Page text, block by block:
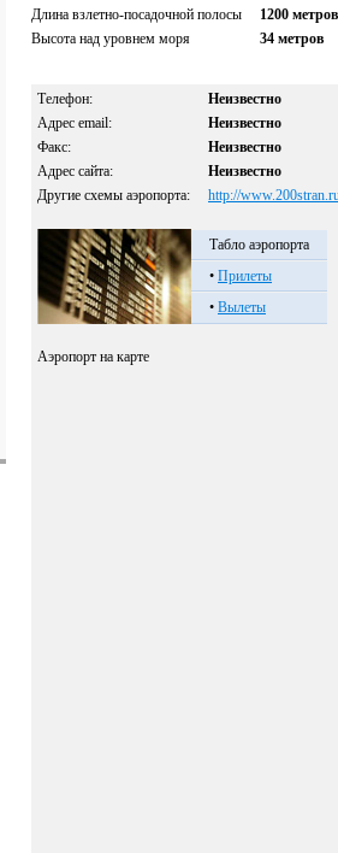
Длина взлетно-посадочной полосы
1200 метров
Высота над уровнем моря
34 метров
Телефон:
Неизвестно
Адрес email:
Неизвестно
Факс:
Неизвестно
Адрес сайта:
Неизвестно
Другие схемы аэропорта:
http://
Табло аэропорта
• Прилеты
• Вылеты
Аэропорт на карте